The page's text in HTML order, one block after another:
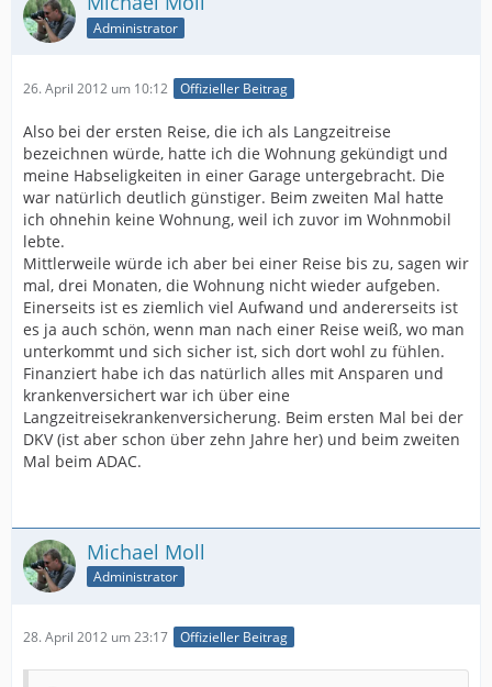
Administrator
26. April 2012 um 10:12 Offizieller Beitrag
Also bei der ersten Reise, die ich als Langzeitreise
bezeichnen würde, hatte ich die Wohnung gekündigt und
meine Habseligkeiten in einer Garage untergebracht. Die
war natürlich deutlich günstiger. Beim zweiten Mal hatte
ich ohnehin keine Wohnung, weil ich zuvor im Wohnmobil
lebte.
Mittlerweile würde ich aber bei einer Reise bis zu, sagen wir
mal, drei Monaten, die Wohnung nicht wieder aufgeben.
Einerseits ist es ziemlich viel Aufwand und andererseits ist
es ja auch schön, wenn man nach einer Reise weiß, wo man
unterkommt und sich sicher ist, sich dort wohl zu fühlen.
Finanziert habe ich das natürlich alles mit Ansparen und
krankenversichert war ich über eine
Langzeitreisekrankenversicherung. Beim ersten Mal bei der
DKV (ist aber schon über zehn Jahre her) und beim zweiten
Mal beim ADAC.
Michael Moll
Administrator
28. April 2012 um 23:17 Offizieller Beitrag